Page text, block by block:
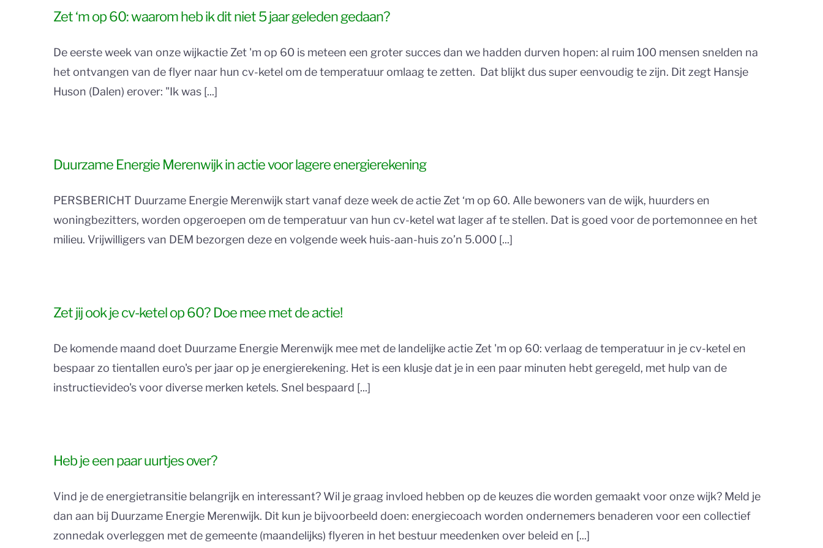
Zet ‘m op 60: waarom heb ik dit niet 5 jaar geleden gedaan?
De eerste week van onze wijkactie Zet 'm op 60 is meteen een groter succes dan we hadden durven hopen: al ruim 100 mensen snelden na
het ontvangen van de flyer naar hun cv-ketel om de temperatuur omlaag te zetten. Dat blijkt dus super eenvoudig te zijn. Dit zegt Hansje
Huson (Dalen) erover: "Ik was [...]
Duurzame Energie Merenwijk in actie voor lagere energierekening
PERSBERICHT Duurzame Energie Merenwijk start vanaf deze week de actie Zet ‘m op 60. Alle bewoners van de wijk, huurders en
woningbezitters, worden opgeroepen om de temperatuur van hun cv-ketel wat lager af te stellen. Dat is goed voor de portemonnee en het
milieu. Vrijwilligers van DEM bezorgen deze en volgende week huis-aan-huis zo’n 5.000 [...]
Zet jij ook je cv-ketel op 60? Doe mee met de actie!
De komende maand doet Duurzame Energie Merenwijk mee met de landelijke actie Zet 'm op 60: verlaag de temperatuur in je cv-ketel en
bespaar zo tientallen euro's per jaar op je energierekening. Het is een klusje dat je in een paar minuten hebt geregeld, met hulp van de
instructievideo's voor diverse merken ketels. Snel bespaard [...]
Heb je een paar uurtjes over?
Vind je de energietransitie belangrijk en interessant? Wil je graag invloed hebben op de keuzes die worden gemaakt voor onze wijk? Meld je
dan aan bij Duurzame Energie Merenwijk. Dit kun je bijvoorbeeld doen: energiecoach worden ondernemers benaderen voor een collectief
zonnedak overleggen met de gemeente (maandelijks) flyeren in het bestuur meedenken over beleid en [...]